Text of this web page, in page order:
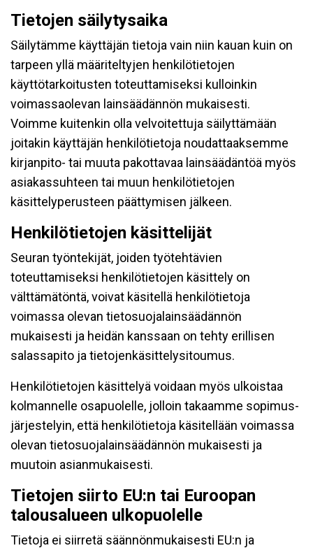
Tietojen säilytysaika
Säilytämme käyttäjän tietoja vain niin kauan kuin on
tarpeen yllä määriteltyjen henkilötietojen
käyttötarkoitusten toteuttamiseksi kulloinkin
voimassaolevan lainsäädännön mukaisesti.
Voimme kuitenkin olla velvoitettuja säilyttämään
joitakin käyttäjän henkilötietoja noudattaaksemme
kirjanpito- tai muuta pakottavaa lainsäädäntöä myös
asiakassuhteen tai muun henkilötietojen
käsittelyperusteen päättymisen jälkeen.
Henkilötietojen käsittelijät
Seuran työntekijät, joiden työtehtävien
toteuttamiseksi henkilötietojen käsittely on
välttämätöntä, voivat käsitellä henkilötietoja
voimassa olevan tietosuojalainsäädännön
mukaisesti ja heidän kanssaan on tehty erillisen
salassapito ja tietojenkäsittelysitoumus.
Henkilötietojen käsittelyä voidaan myös ulkoistaa
kolmannelle osapuolelle, jolloin takaamme sopimus-
järjestelyin, että henkilötietoja käsitellään voimassa
olevan tietosuojalainsäädännön mukaisesti ja
muutoin asianmukaisesti.
Tietojen siirto EU:n tai Euroopan
talousalueen ulkopuolelle
Tietoja ei siirretä säännönmukaisesti EU:n ja